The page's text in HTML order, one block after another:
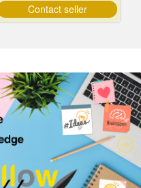
Contact seller